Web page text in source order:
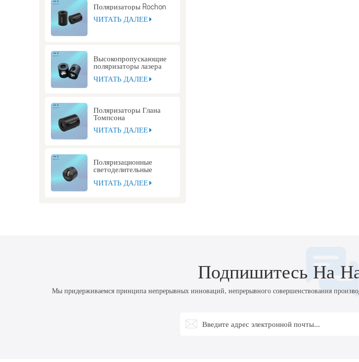
Поляризаторы Rochon
ЧИТАТЬ ДАЛЕЕ
Высокопропускающие
поляризаторы лазера
Глана
ЧИТАТЬ ДАЛЕЕ
Поляризаторы Глана
Томпсона
ЧИТАТЬ ДАЛЕЕ
Поляризационные
светоделительные
ЧИТАТЬ ДАЛЕЕ
Подпишитесь На
Мы придерживаемся принципа непрерывных инноваций, непрерывного совершенствования